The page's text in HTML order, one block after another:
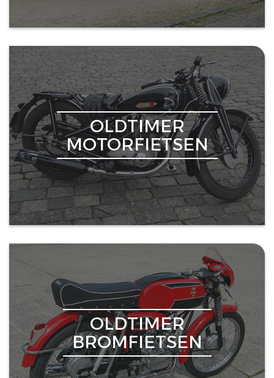
OLDTIMER
MOTORFIETSEN
OLDTIMER
BROMFIETSEN